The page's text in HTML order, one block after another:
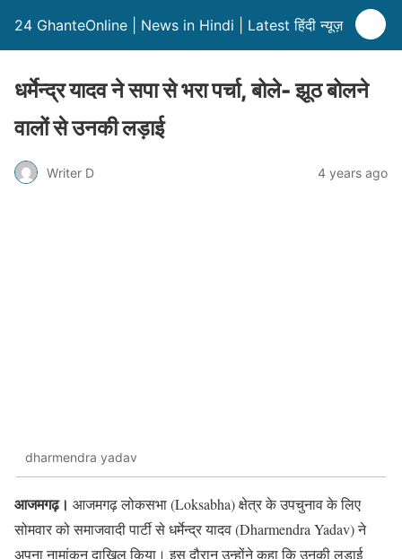
24 GhanteOnline | News in Hindi | Latest हिंदी न्यूज़
धर्मेन्द्र यादव ने सपा से भरा पर्चा, बोले- झूठ बोलने
वालों से उनकी लड़ाई
Writer D 4 years ago
dharmendra yadav
आजमगढ़। आजमगढ़ लोकसभा (Loksabha) क्षेत्र के उपचुनाव के लिए
सोमवार को समाजवादी पार्टी से धर्मेन्द्र यादव (Dharmendra Yadav) ने
अपना नामांकन दाखिल किया। इस दौरान उन्होंने कहा कि उनकी लड़ाई